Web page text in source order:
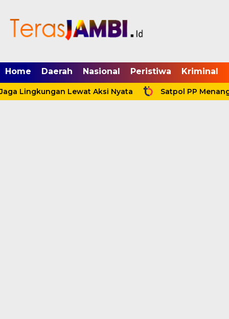
Home Daerah Nasional Peristiwa Kriminal
Lingkungan Lewat Aksi Nyata Satpol PP